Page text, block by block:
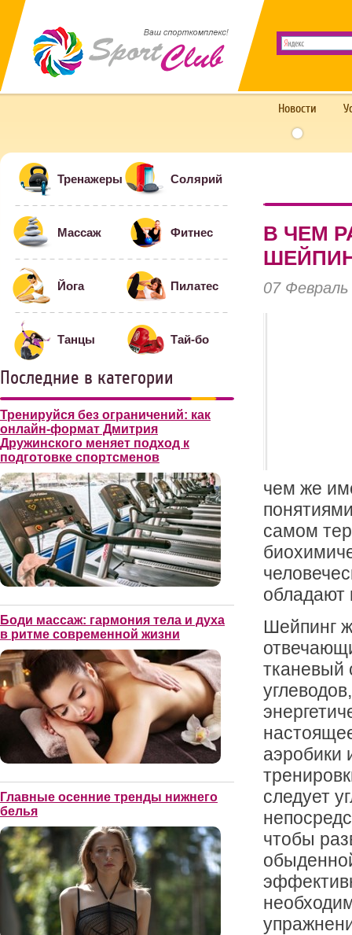
Новости
Тренажеры Солярий
Массаж Фитнес
Йога Пилатес
Танцы Тай-бо
Последние в категории
Тренируйся без ограничений: как
онлайн-формат Дмитрия
Дружинского меняет подход к
подготовке спортсменов
Боди массаж: гармония тела и духа
в ритме современной жизни
Главные осенние тренды нижнего
белья
В ЧЕМ
07 Февраль
чем же
самом
обладают
Шейпинг
тканевый
аэробики
следует
чтобы